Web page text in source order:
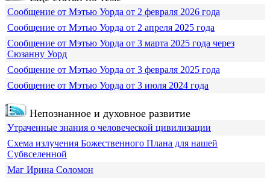
Сообщение от Мэтью Уорда от 2 февраля 2026 года
Сообщение от Мэтью Уорда от 2 апреля 2025 года
Сообщение от Мэтью Уорда от 3 марта 2025 года через
Сюзанну Уорд
Сообщение от Мэтью Уорда от 3 февраля 2025 года
Сообщение от Мэтью Уорда от 3 июля 2024 года
Непознанное и духовное развитие
Утраченные знания о человеческой цивилизации
Схема излучения Божественного Плана для нашей
Субвселенной
Маг Ирина Соломон